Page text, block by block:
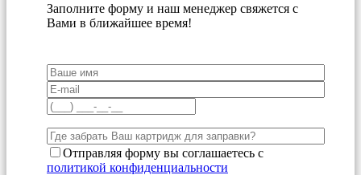
Заполните форму и наш менеджер свяжется с
Вами в ближайшее время!
Отправляя форму вы соглашаетесь с
политикой конфиденциальности